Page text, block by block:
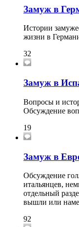
Замуж в
Истории
жизни в
32
Замуж в
Вопросы и
Обсуждение
19
Замуж в
Обсуждение
итальянцев,
отдельный
вышли или
92